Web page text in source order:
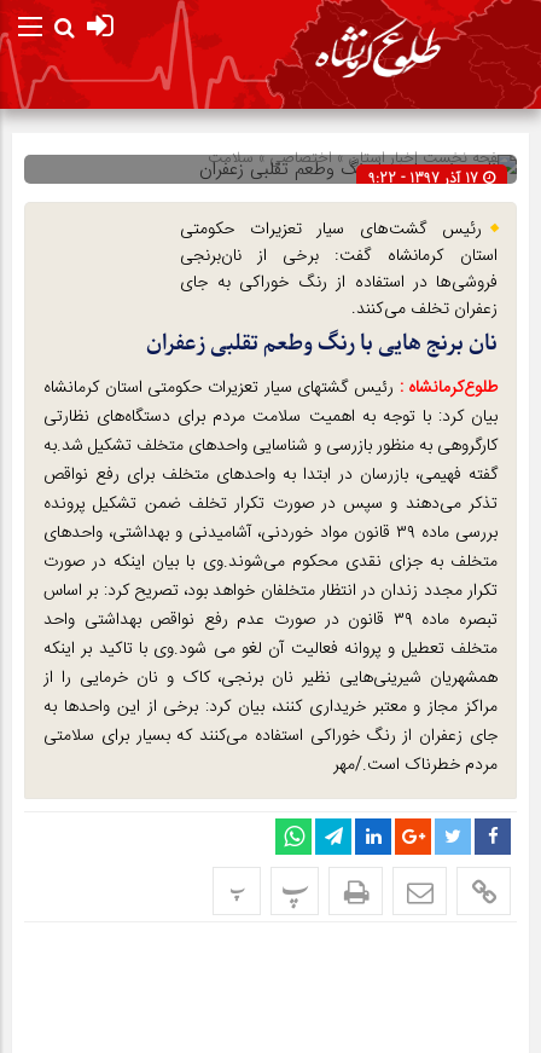
صفحه نخستاخبار استان»اختصاصی»سلامت
17 آذر 1397 - 9:22
شناسه : 12829
رئیس گشت‌های سیار تعزیرات حکومتی
استان کرمانشاه گفت: برخی از نان‌برنجی‌
فروشی‌ها در استفاده از رنگ خوراکی به جای
زعفران تخلف می‌کنند.
نان برنج هایی با رنگ وطعم تقلبی زعفران
طلوع‌‌کرمانشاه : رئیس گشتهای سیار تعزیرات حکومتی استان کرمانشاه
بیان کرد: با توجه به اهمیت سلامت مردم برای دستگاه‌های نظارتی
کارگروهی به منظور بازرسی و شناسایی واحدهای متخلف تشکیل شد.به
گفته فهیمی، بازرسان در ابتدا به واحدهای متخلف برای رفع نواقص
تذکر می‌دهند و سپس در صورت تکرار تخلف ضمن تشکیل پرونده
بررسی ماده ۳۹ قانون مواد خوردنی، آشامیدنی و بهداشتی، واحدهای
متخلف به جزای نقدی محکوم می‌شوند.وی با بیان اینکه در صورت
تکرار مجدد زندان در انتظار متخلفان خواهد بود، تصریح کرد: بر اساس
تبصره ماده ۳۹ قانون در صورت عدم رفع نواقص بهداشتی واحد
متخلف تعطیل و پروانه فعالیت آن لغو می شود.وی با تاکید بر اینکه
همشهریان شیرینی‌هایی نظیر نان برنجی، کاک و نان خرمایی را از
مراکز مجاز و معتبر خریداری کنند، بیان کرد: برخی از این واحدها به
جای زعفران از رنگ خوراکی استفاده می‌کنند که بسیار برای سلامتی
مردم خطرناک است./مهر
پ پ